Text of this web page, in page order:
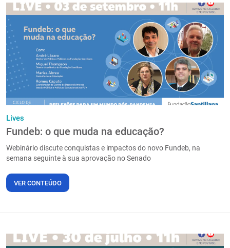
Lives
Fundeb: o que muda na educação?
Webinário discute conquistas e impactos do novo Fundeb, na
semana seguinte à sua aprovação no Senado
VER CONTEÚDO